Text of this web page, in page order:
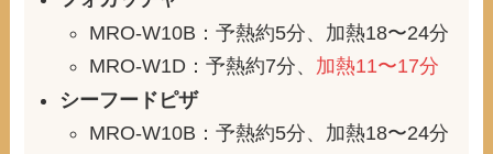
MRO-W10B：予熱約5分、加熱18〜24分
MRO-W1D：予熱約7分、 加熱11〜17分
シーフードピザ
MRO-W10B：予熱約5分、加熱18〜24分